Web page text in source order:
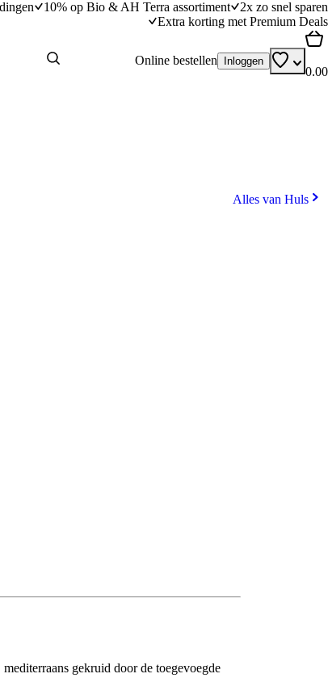
10% op Bio & AH Terra assortiment
2x zo snel sparen
Extra korting met Premium Deals
Online bestellen Inloggen
0.00
Alles van Huls
gekruid door de toegevoegde